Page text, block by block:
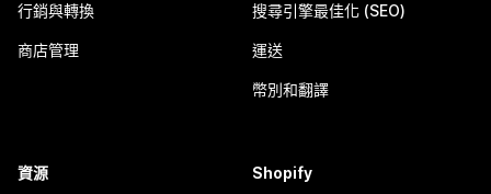
行銷與轉換
商店管理
搜尋引擎最佳化 (SEO)
運送
幣別和翻譯
資源 Shopify